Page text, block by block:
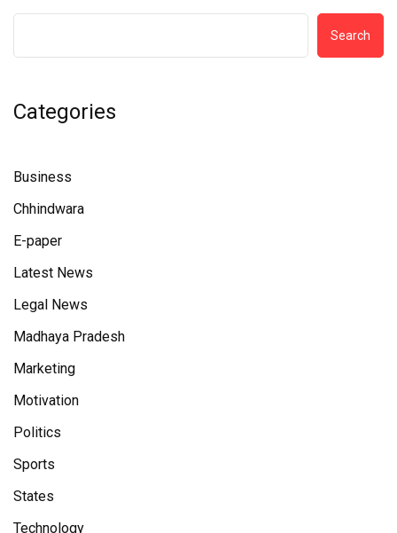
Search
Categories
Business
Chhindwara
E-paper
Latest News
Legal News
Madhaya Pradesh
Marketing
Motivation
Politics
Sports
States
Technology